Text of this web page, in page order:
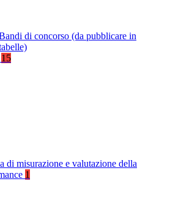
di concorso (da pubblicare in
15
di misurazione e valutazione della
1